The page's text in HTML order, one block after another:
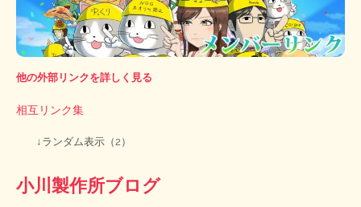
他の外部リンクを詳しく見る
相互リンク集
↓ランダム表示（2）
小川製作所ブログ